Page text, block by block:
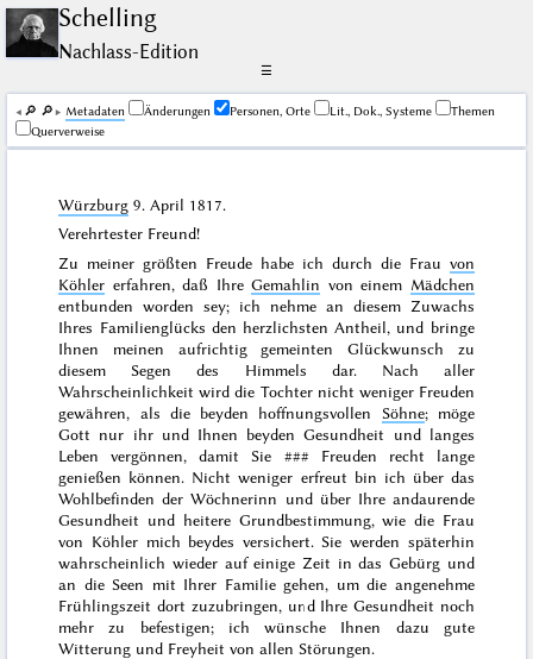
Schelling
Nachlass-Edition
☰
🔎︎ 🔎︎ Me­ta­da­ten Änderungen Personen, Orte Lit., Dok., Systeme
Themen
Querverweise
Würzburg 9. April 1817.
Verehrtester Freund!
Zu meiner größten Freude habe ich durch die Frau von
Köhler erfahren, daß IhreGemahlin von einem Mädchen
entbunden worden sey; ich nehme an diesem Zuwachs
Ihres Familienglücks den herzlichsten Antheil, und bringe
Ihnen meinen aufrichtig gemeinten Glückwunsch zu
diesem Segen des Himmels dar. Nach aller
Wahrscheinlichkeit wird die Tochter nicht weniger Freuden
gewähren, als die beyden hoffnungsvollen Söhne; möge
Gott nur ihr und Ihnen beyden Gesundheit und langes
Leben vergönnen, damit Sie ###Freuden recht lange
genießen können. Nicht weniger erfreut bin ich über das
Wohlbefinden der Wöchnerinn und über Ihre andaurende
Gesundheit und heitere Grundbestimmung, wie die Frau
von Köhler mich beydes versichert. Sie werden späterhin
wahrscheinlich wieder auf einige Zeit in das Gebürg und
an die Seen mit Ihrer Familie gehen, um die angenehme
Frühlingszeit dort zuzubringen, und Ihre Gesundheit noch
mehr zu befestigen; ich wünsche Ihnen dazu gute
Witterung und Freyheit von allen Störungen.